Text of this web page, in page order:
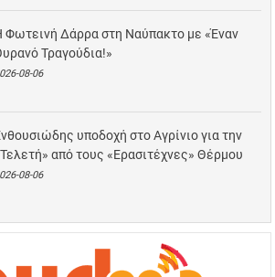
Φωτεινή Δάρρα στη Ναύπακτο με «Έναν
Τραγούδια!»
08-06
υποδοχή στο Αγρίνιο για την
από τους «Ερασιτέχνες» Θέρμου
08-06